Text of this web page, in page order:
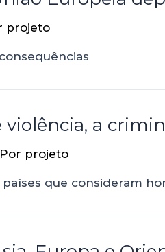
projeto
violência, a
projeto
países que consideram